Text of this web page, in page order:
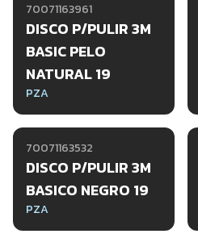
70071163961
DISCO P/PULIR 3M
BASIC PELO
NATURAL 19
PZA
70071163532
DISCO P/PULIR 3M
BASICO NEGRO 19
PZA